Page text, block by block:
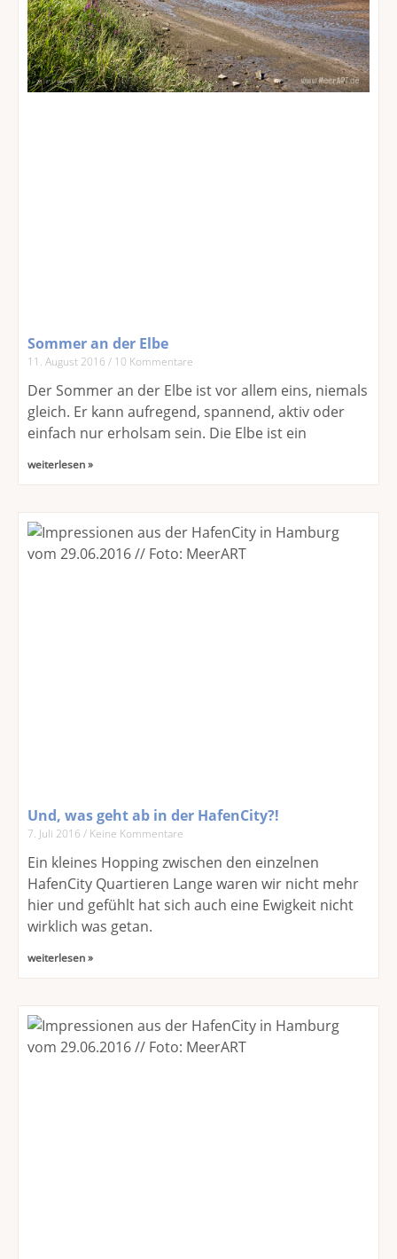
Sommer an der Elbe
11. August 2016 10 Kommentare
Der Sommer an der Elbe ist vor allem eins, niemals
gleich. Er kann aufregend, spannend, aktiv oder
einfach nur erholsam sein. Die Elbe ist ein
weiterlesen »
Und, was geht ab in der HafenCity?!
7. Juli 2016 Keine Kommentare
Ein kleines Hopping zwischen den einzelnen
HafenCity Quartieren Lange waren wir nicht mehr
hier und gefühlt hat sich auch eine Ewigkeit nicht
wirklich was getan.
weiterlesen »